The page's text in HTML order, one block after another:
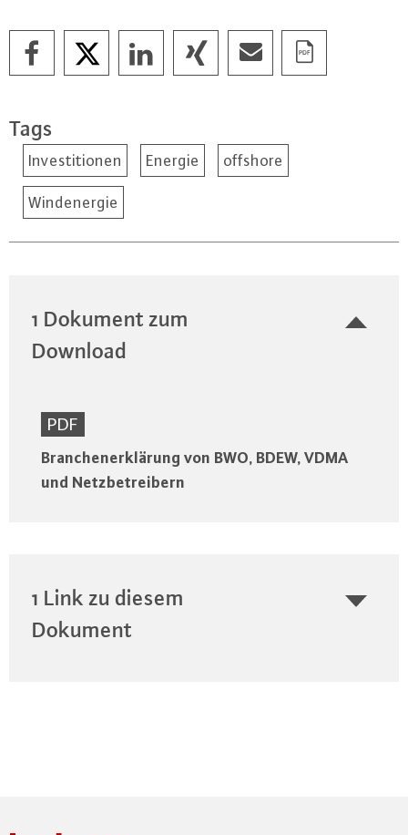
Tags
Investitionen Energie offshore
Windenergie
1 Dokument zum
Download
PDF
Branchenerklärung von BWO, BDEW, VDMA
und Netzbetreibern
1 Link zu diesem
Dokument